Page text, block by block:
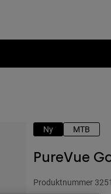
Ny MTB
PureVue
Produktnummer